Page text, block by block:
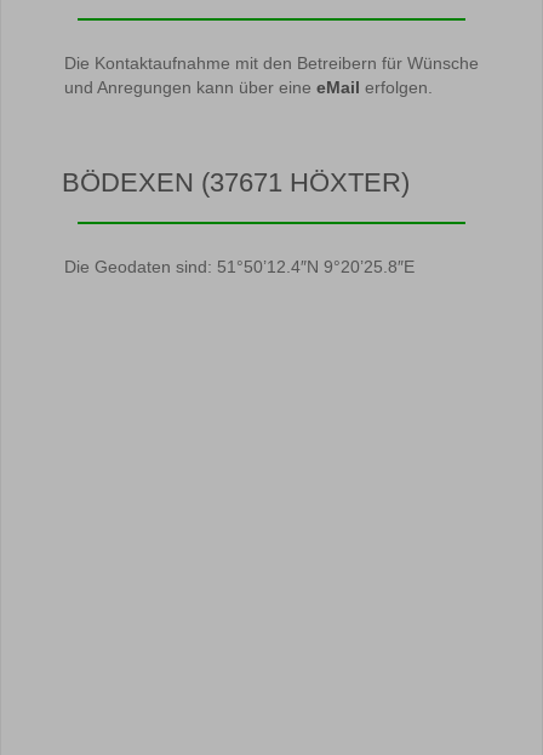
Die Kontaktaufnahme mit den Betreibern für Wünsche
und Anregungen kann über eine eMail erfolgen.
BÖDEXEN (37671 HÖXTER)
Die Geodaten sind: 51°50’12.4″N 9°20’25.8″E